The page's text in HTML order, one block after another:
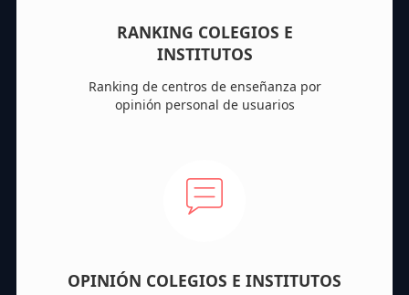
RANKING COLEGIOS E
INSTITUTOS
Ranking de centros de enseñanza por
opinión personal de usuarios
OPINIÓN COLEGIOS E INSTITUTOS